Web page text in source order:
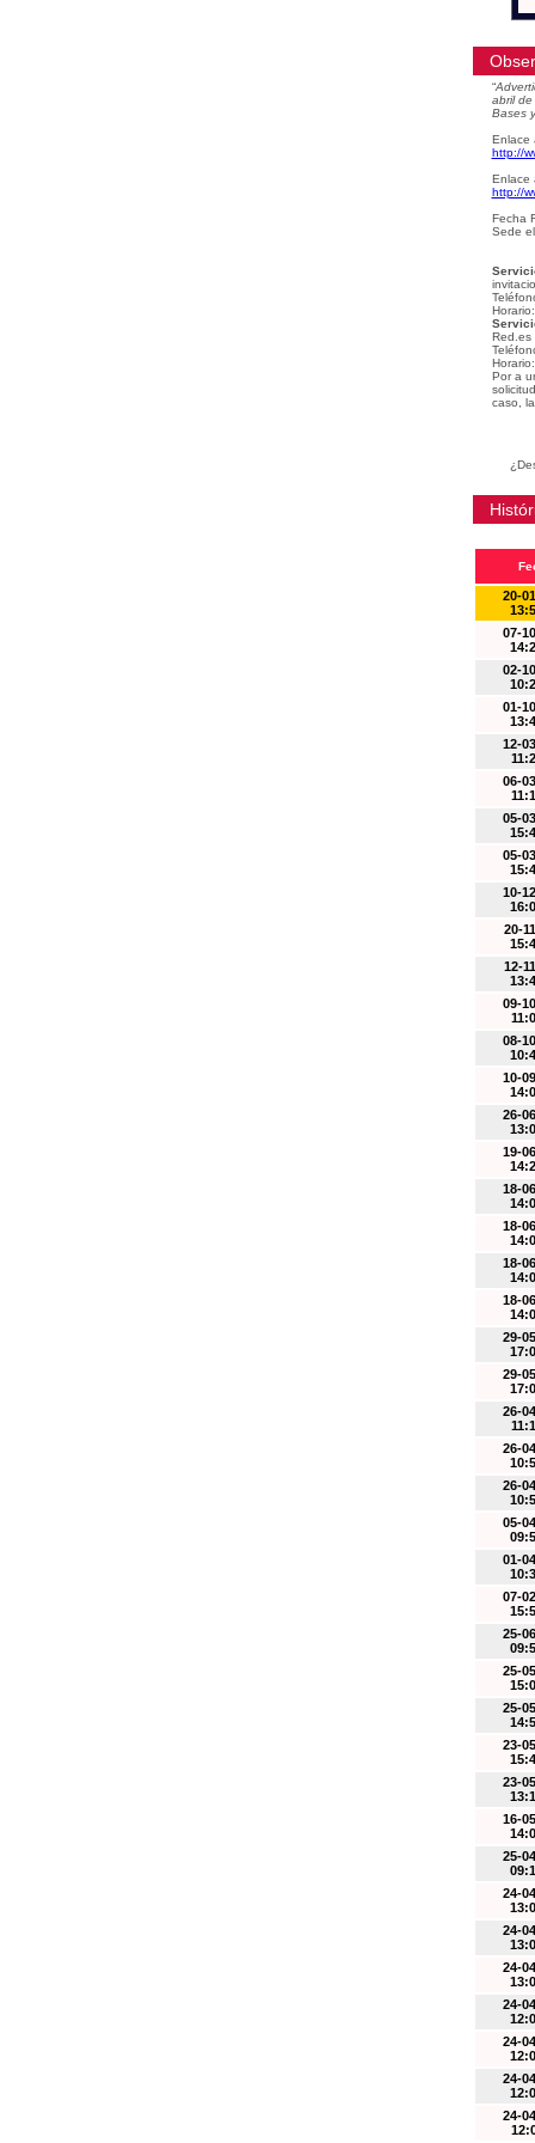
“
abril
Bases
Enlace
http://
Enlace
http://
Fecha
Sede
Red.es
Por a
caso,
20-
07-
02-
01-
12-
06-
05-
05-
10-
20-
12-
09-
08-
10-
26-
19-
18-
18-
18-
18-
29-
29-
26-
26-
26-
05-
01-
07-
25-
25-
25-
23-
23-
16-
25-
24-
24-
24-
24-
24-
24-
24-